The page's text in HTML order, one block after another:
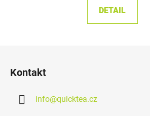
z
DETAIL
Kontakt
info@quicktea.cz